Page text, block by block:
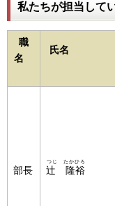
私たちが担当して
職
名
氏名
部長 辻 隆裕
つじ たかひろ